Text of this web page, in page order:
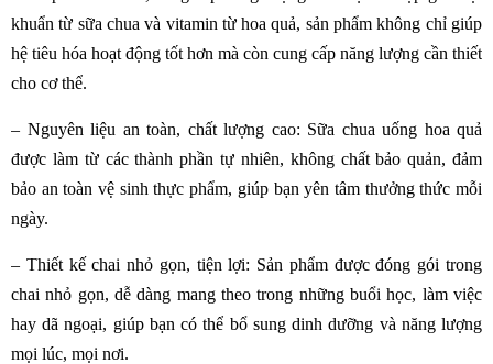
khuẩn từ sữa chua và vitamin từ hoa quả, sản phẩm không chỉ giúp
hệ tiêu hóa hoạt động tốt hơn mà còn cung cấp năng lượng cần thiết
cho cơ thể.
– Nguyên liệu an toàn, chất lượng cao: Sữa chua uống hoa quả
được làm từ các thành phần tự nhiên, không chất bảo quản, đảm
bảo an toàn vệ sinh thực phẩm, giúp bạn yên tâm thưởng thức mỗi
ngày.
– Thiết kế chai nhỏ gọn, tiện lợi: Sản phẩm được đóng gói trong
chai nhỏ gọn, dễ dàng mang theo trong những buổi học, làm việc
hay dã ngoại, giúp bạn có thể bổ sung dinh dưỡng và năng lượng
mọi lúc, mọi nơi.